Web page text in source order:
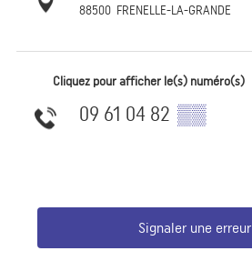
88500 FRENELLE-LA-GRANDE
Cliquez pour afficher le(s) numéro(s)
09 61 04 82 ▒▒
Signaler une erreur